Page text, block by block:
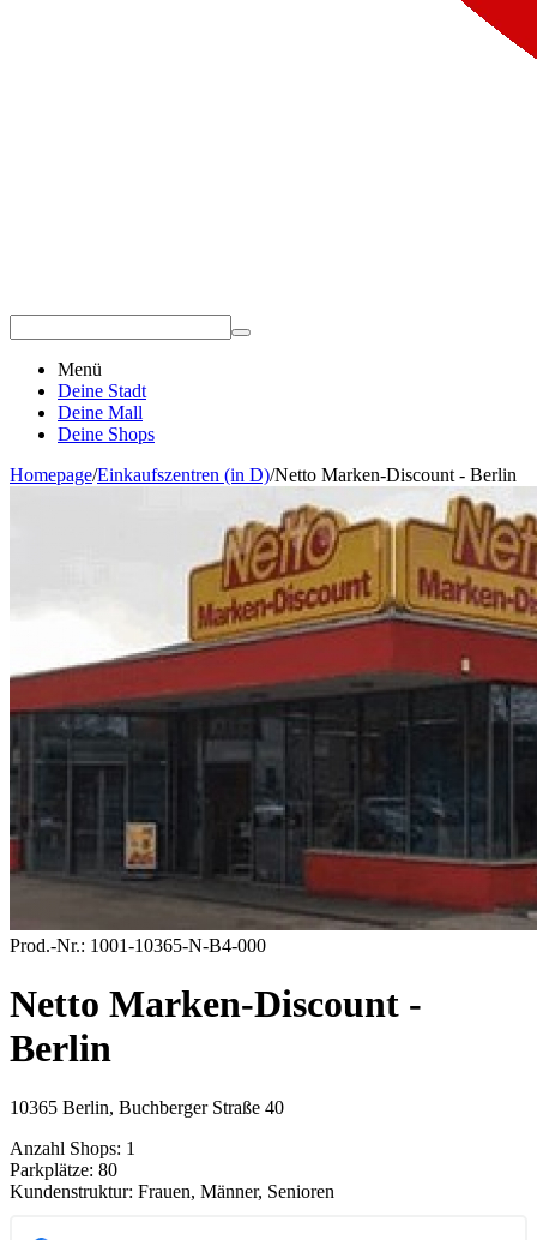
Menü
Deine Stadt
Deine Mall
Deine Shops
Homepage/Einkaufszentren (in D)/Netto Marken-Discount - Berlin
Prod.-Nr.: 1001-10365-N-B4-000
Netto Marken-Discount -
Berlin
10365 Berlin, Buchberger Straße 40
Anzahl Shops: 1
Parkplätze: 80
Kundenstruktur: Frauen, Männer, Senioren